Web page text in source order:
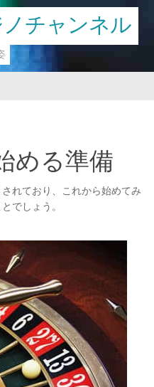
チャンネル
める準備
れており、これから始めてみ
でしょう。